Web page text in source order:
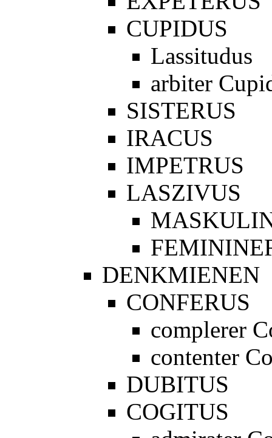
CUPIDUS
Lassitudus
arbiter
SISTERUS
IRACUS
IMPETRUS
LASZIVUS
DENKMIENEN
CONFERUS
complerer
contenter
DUBITUS
COGITUS